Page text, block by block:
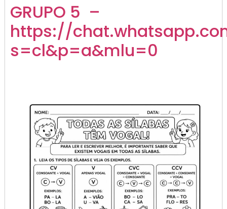
GRUPO 5 –
https://
s=cl&p=a&mlu=0